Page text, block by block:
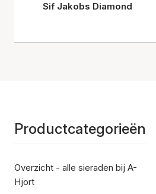
Sif Jakobs Diamond
Productcategorieën
Overzicht - alle sieraden bij A-
Hjort